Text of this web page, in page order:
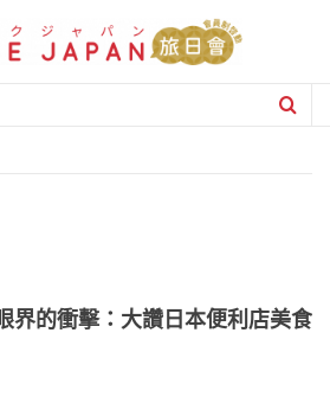
界的衝擊：大讚日本便利店美食